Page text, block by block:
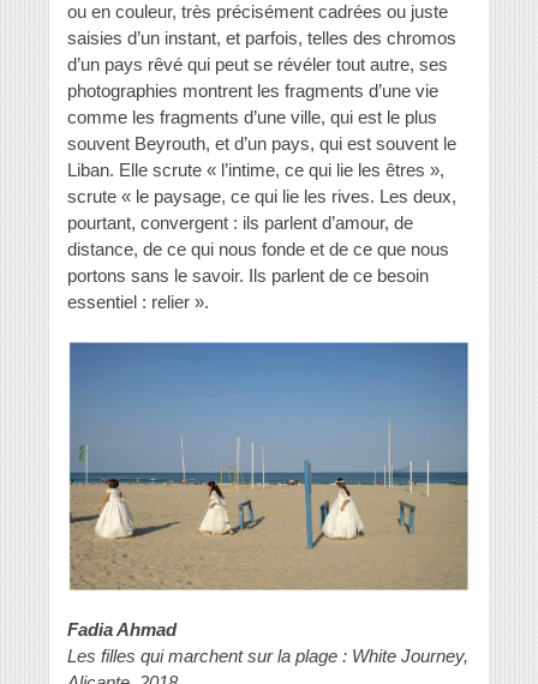
ou en couleur, très précisément cadrées ou juste
saisies d’un instant, et parfois, telles des chromos
d’un pays rêvé qui peut se révéler tout autre, ses
photographies montrent les fragments d’une vie
comme les fragments d’une ville, qui est le plus
souvent Beyrouth, et d’un pays, qui est souvent le
Liban. Elle scrute « l’intime, ce qui lie les êtres »,
scrute « le paysage, ce qui lie les rives. Les deux,
pourtant, convergent : ils parlent d’amour, de
distance, de ce qui nous fonde et de ce que nous
portons sans le savoir. Ils parlent de ce besoin
essentiel : relier ».
Fadia Ahmad
Les filles qui marchent sur la plage : White Journey,